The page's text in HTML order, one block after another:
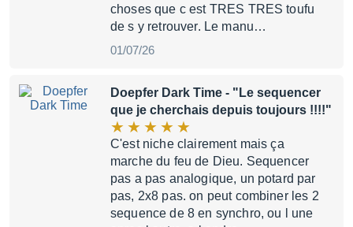
choses que c est TRES TRES toufu
de s y retrouver. Le manu…
01/07/26
Doepfer Dark Time - "Le sequencer
que je cherchais depuis toujours !!!!"
C'est niche clairement mais ça
marche du feu de Dieu. Sequencer
pas a pas analogique, un potard par
pas, 2x8 pas. on peut combiner les 2
sequence de 8 en synchro, ou l une